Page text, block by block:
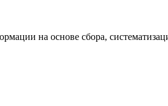
на основе сбора,